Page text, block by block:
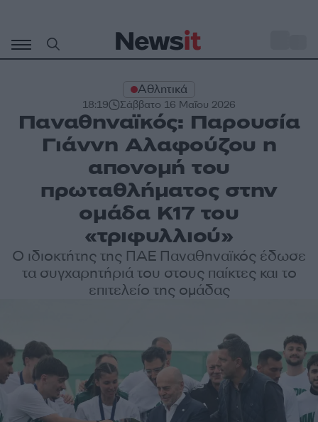
περιεχόμενο
Αθλητικά
18:19 Σάββατο 16 Μαΐου 2026
Παναθηναϊκός: Παρουσία
Γιάννη Αλαφούζου η
απονομή του
πρωταθλήματος στην
ομάδα Κ17 του
«τριφυλλιού»
Ο ιδιοκτήτης της ΠΑΕ Παναθηναϊκός έδωσε
τα συγχαρητήριά του στους παίκτες και το
επιτελείο της ομάδας